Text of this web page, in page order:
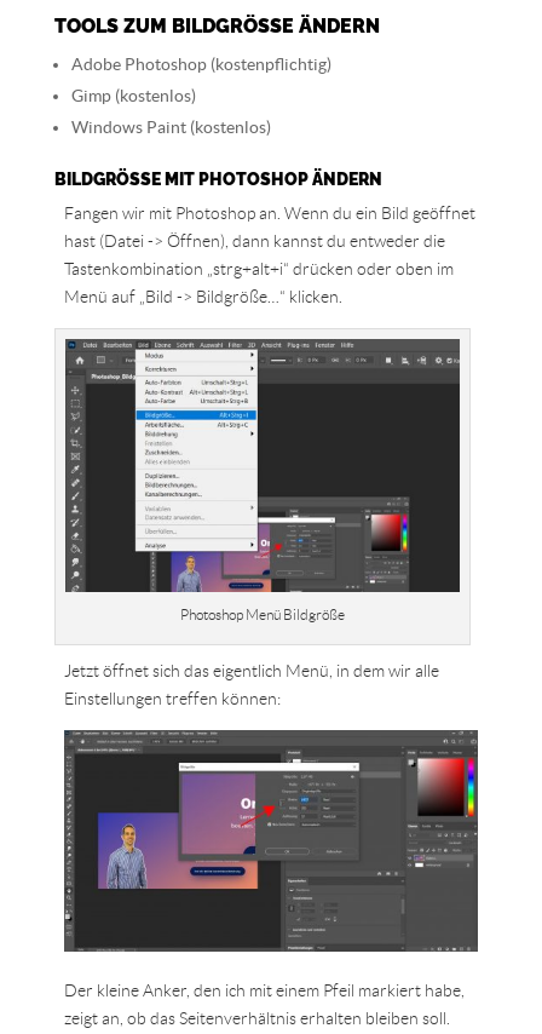
TOOLS ZUM BILDGRÖSSE ÄNDERN
Adobe Photoshop (kostenpflichtig)
Gimp (kostenlos)
Windows Paint (kostenlos)
BILDGRÖSSE MIT PHOTOSHOP ÄNDERN
Fangen wir mit Photoshop an. Wenn du ein Bild geöffnet
hast (Datei -> Öffnen), dann kannst du entweder die
Tastenkombination „strg+alt+i“ drücken oder oben im
Menü auf „Bild -> Bildgröße…“ klicken.
Photoshop Menü Bildgröße
Jetzt öffnet sich das eigentlich Menü, in dem wir alle
Einstellungen treffen können:
Der kleine Anker, den ich mit einem Pfeil markiert habe,
zeigt an, ob das Seitenverhältnis erhalten bleiben soll.